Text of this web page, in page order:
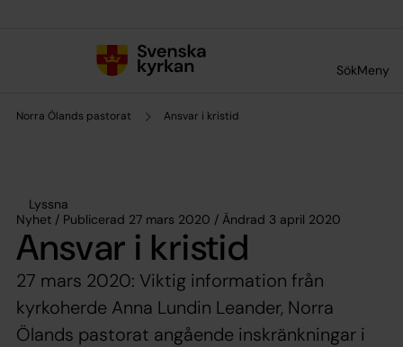
SökMeny
Norra Ölands pastorat Ansvar i kristid
Lyssna
Nyhet / Publicerad 27 mars 2020 / Ändrad 3 april 2020
Ansvar i kristid
27 mars 2020: Viktig information från
kyrkoherde Anna Lundin Leander, Norra
Ölands pastorat angående inskränkningar i